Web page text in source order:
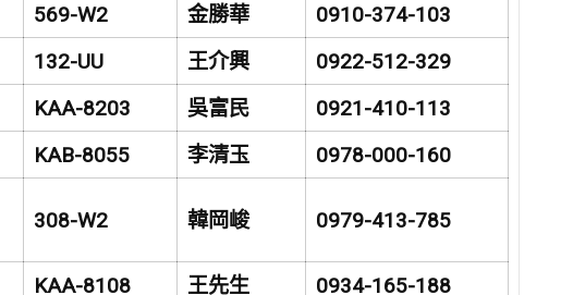
569-W2 金勝華
0910-374-103
132-UU 王介興
0922-512-329
KAA-8203 吳富民
0921-410-113
KAB-8055 李清玉
0978-000-160
308-W2 韓岡峻 0979-413-785
KAA-8108 王先生 0934-165-188